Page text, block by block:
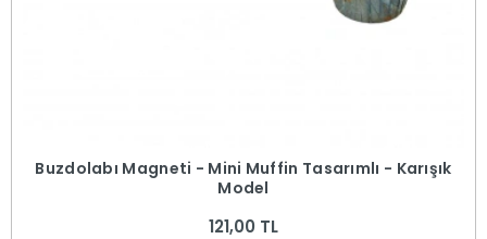
Buzdolabı Magneti - Mini Muffin Tasarımlı - Karışık
Model
121,00 TL